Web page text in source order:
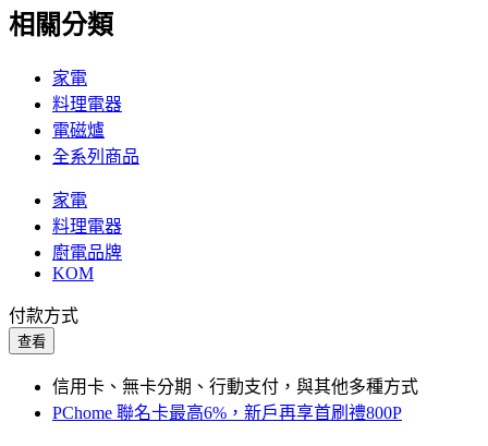
相關分類
家電
料理電器
電磁爐
全系列商品
家電
料理電器
廚電品牌
KOM
付款方式
查看
信用卡、無卡分期、行動支付，與其他多種方式
PChome 聯名卡最高6%，新戶再享首刷禮800P